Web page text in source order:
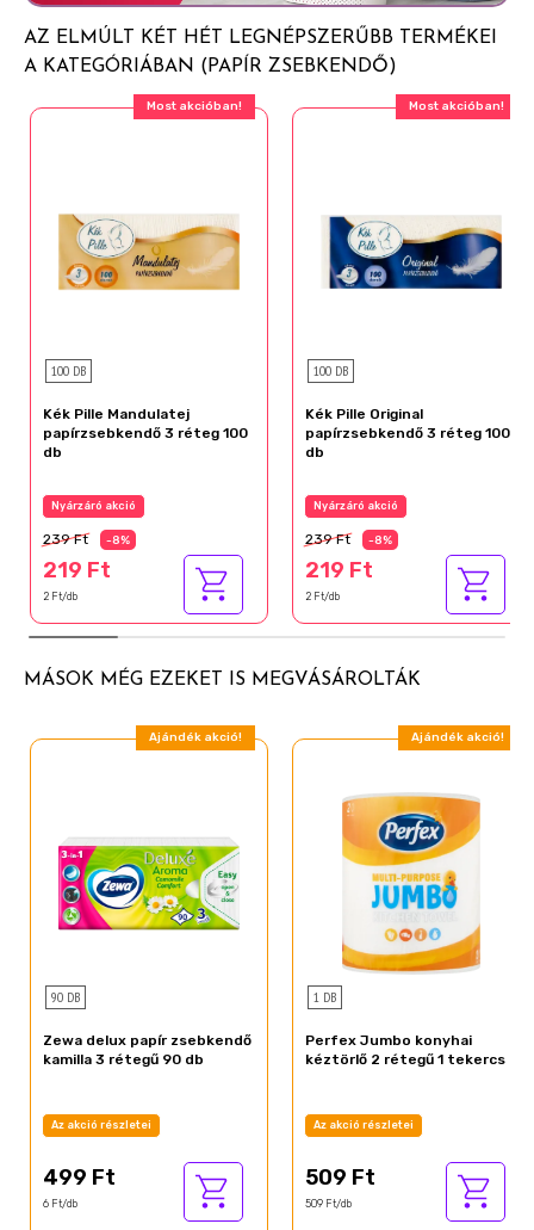
AZ ELMÚLT KÉT HÉT LEGNÉPSZERŰBB TERMÉKEI
A KATEGÓRIÁBAN (PAPÍR ZSEBKENDŐ)
Most akcióban!
100 DB
Kék Pille Mandulatej
papírzsebkendő 3 réteg 100
db
Nyárzáró akció
239 Ft -8%
219 Ft
2 Ft/db
Most akcióban!
100 DB
Kék Pille Original
papírzsebkendő 3 réteg 100
db
Nyárzáró akció
239 Ft -8%
219 Ft
2 Ft/db
MÁSOK MÉG EZEKET IS MEGVÁSÁROLTÁK
Ajándék akció!
90 DB
Zewa delux papír zsebkendő
kamilla 3 rétegű 90 db
Az akció részletei
499 Ft
6 Ft/db
Ajándék akció!
1 DB
Perfex Jumbo konyhai
kéztörlő 2 rétegű 1 tekercs
Az akció részletei
509 Ft
509 Ft/db